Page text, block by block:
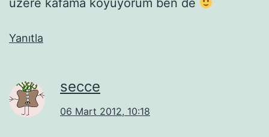
Yanıtla
secce
06 Mart 2012, 10:18